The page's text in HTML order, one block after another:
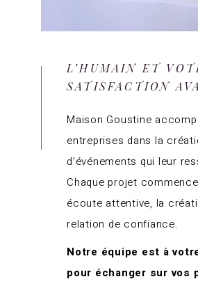
L’HUMAIN ET
SATISFACTION
Maison Goustine
entreprises dans la
d’événements qui leur
Chaque projet
écoute attentive, la
relation de confiance.
Notre équipe est à
pour échanger sur vos